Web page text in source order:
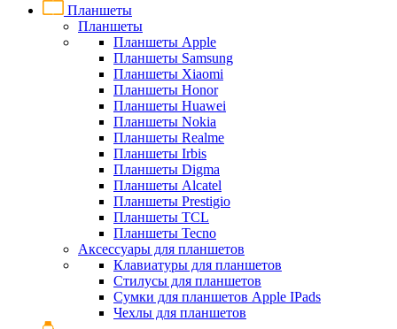
Планшеты
Планшеты
Планшеты Apple
Планшеты Samsung
Планшеты Xiaomi
Планшеты Honor
Планшеты Huawei
Планшеты Nokia
Планшеты Realme
Планшеты Irbis
Планшеты Digma
Планшеты Alcatel
Планшеты Prestigio
Планшеты TCL
Планшеты Tecno
Аксессуары для планшетов
Клавиатуры для планшетов
Стилусы для планшетов
Сумки для планшетов Apple IPads
Чехлы для планшетов